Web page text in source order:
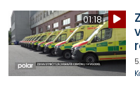
01:18